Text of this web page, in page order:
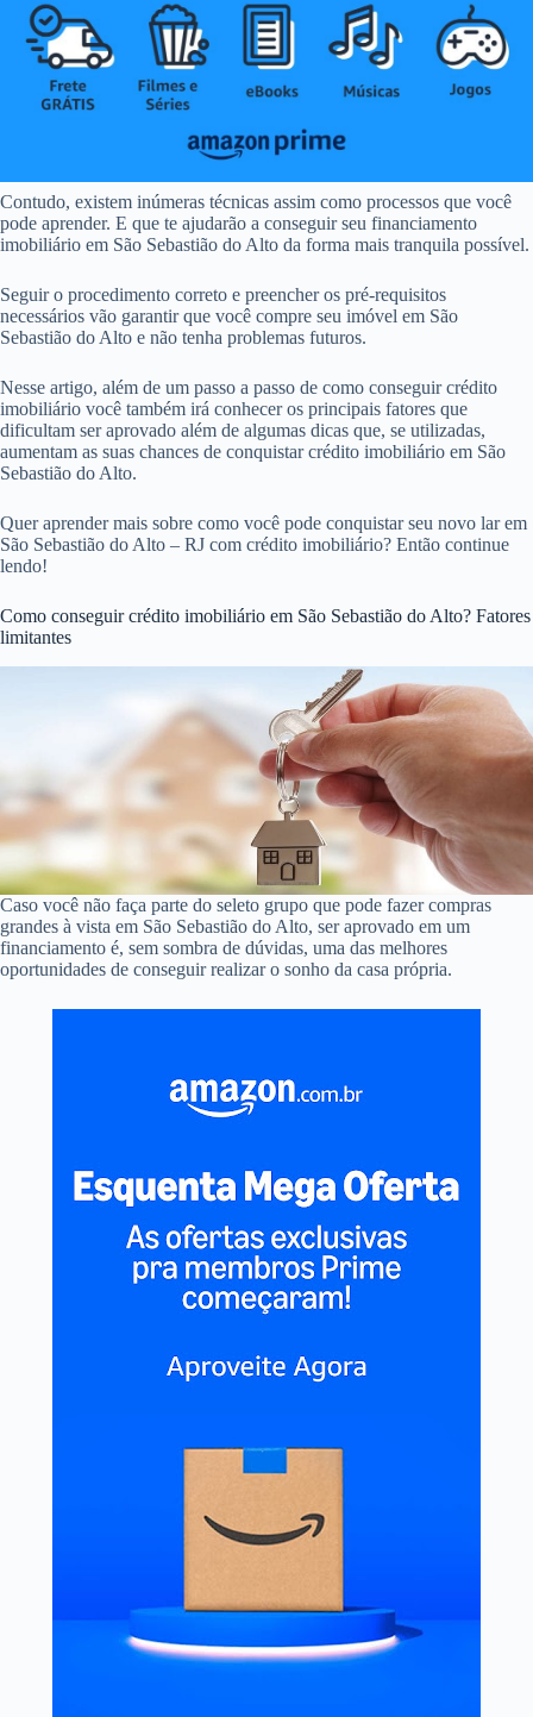
Contudo, existem inúmeras técnicas assim como processos que você
pode aprender. E que te ajudarão a conseguir seu financiamento
imobiliário em São Sebastião do Alto da forma mais tranquila possível.
Seguir o procedimento correto e preencher os pré-requisitos
necessários vão garantir que você compre seu imóvel em São
Sebastião do Alto e não tenha problemas futuros.
Nesse artigo, além de um passo a passo de como conseguir crédito
imobiliário você também irá conhecer os principais fatores que
dificultam ser aprovado além de algumas dicas que, se utilizadas,
aumentam as suas chances de conquistar crédito imobiliário em São
Sebastião do Alto.
Quer aprender mais sobre como você pode conquistar seu novo lar em
São Sebastião do Alto – RJ com crédito imobiliário? Então continue
lendo!
Como conseguir crédito imobiliário em São Sebastião do Alto? Fatores
limitantes
Caso você não faça parte do seleto grupo que pode fazer compras
grandes à vista em São Sebastião do Alto, ser aprovado em um
financiamento é, sem sombra de dúvidas, uma das melhores
oportunidades de conseguir realizar o sonho da casa própria.